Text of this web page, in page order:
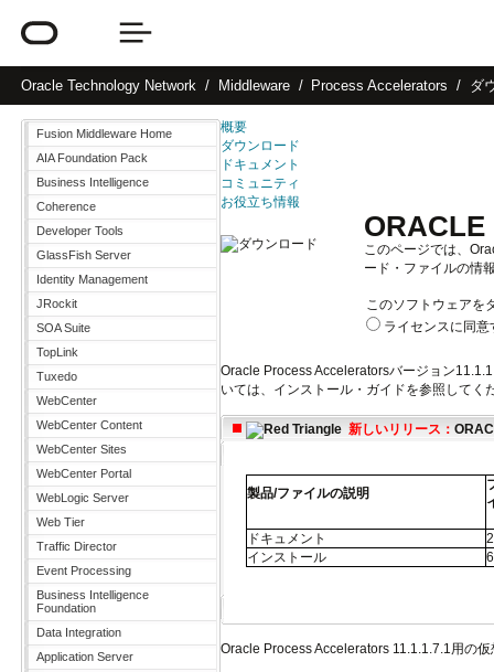
Oracle Technology Network Middleware Process Accelerators ダ
Fusion Middleware Home
AIA Foundation Pack
Business Intelligence
Coherence
Developer Tools
GlassFish Server
Identity Management
JRockit
SOA Suite
TopLink
Tuxedo
WebCenter
WebCenter Content
WebCenter Sites
WebCenter Portal
WebLogic Server
Web Tier
Traffic Director
Event Processing
Business Intelligence
Foundation
Data Integration
Application Server
概要
ダウンロード
ドキュメント
コミュニティ
お役立ち情報
ORACLE
このページでは、
ード・ファイルの情
このソフトウェアを
ライセンスに 同意
Oracle Process Acceleratorsバージョン
いては、インストール・ガイドを参照してく
新しいリリース：
製品/ファイルの説明
ドキュメント
インストール
Oracle Process Accelerators 11.1.1.7.1用の